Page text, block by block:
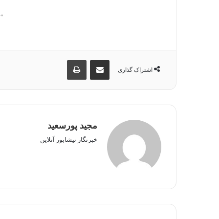
اشتراک گذاری
اشتراک گذاری از طریق ایمیل
مجید پورسعید
خبرنگار نیشابور آنلاین